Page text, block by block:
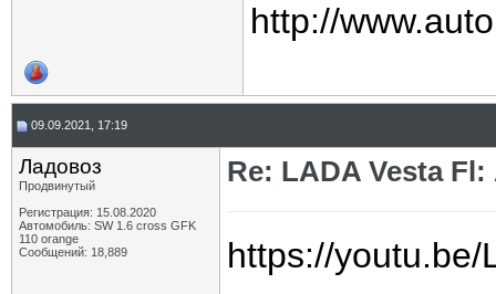
http://
09.09.2021, 17:19
Ладовоз
Продвинутый
Регистрация: 15.08.2020
Автомобиль: SW 1.6 cross GFK
110 orange
Сообщений: 18,889
Re: LADA Vesta
https://youtu.be/